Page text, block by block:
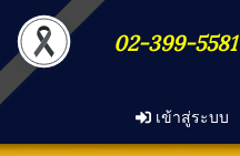
02-399-5581
เข้าสู่ระบบ